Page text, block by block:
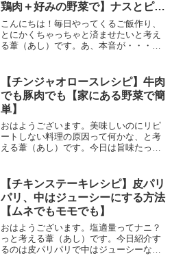
鶏肉＋好みの野菜で】ナスとピー
マンやキャベツなど
こんにちは！毎日やってくるご飯作り、
とにかくちゃっちゃと済ませたいと考え
る葦（あし）です。あ、本音が・・・
のもと、覚えやすいシンプルなレシピを
紹介します。調味料の比率ご...
【チンジャオロースレシピ】牛肉
でも豚肉でも【家にある野菜で簡
単】
おはようございます。美味しいのにリピ
ートしない料理の原因って何かな、と考
える葦（あし）です。今日は旨味たっぷ
いでしょうか。美味しさはそのままに、
あらゆる手順をそぎ落とし...
【チキンステーキレシピ】皮パリ
パリ、中はジューシーにする方法
【ムネでもモモでも】
おはようございます。塩適量ってナニ？
っと考える葦（あし）です。今日紹介す
るのは皮パリパリで中はジューシーなチ